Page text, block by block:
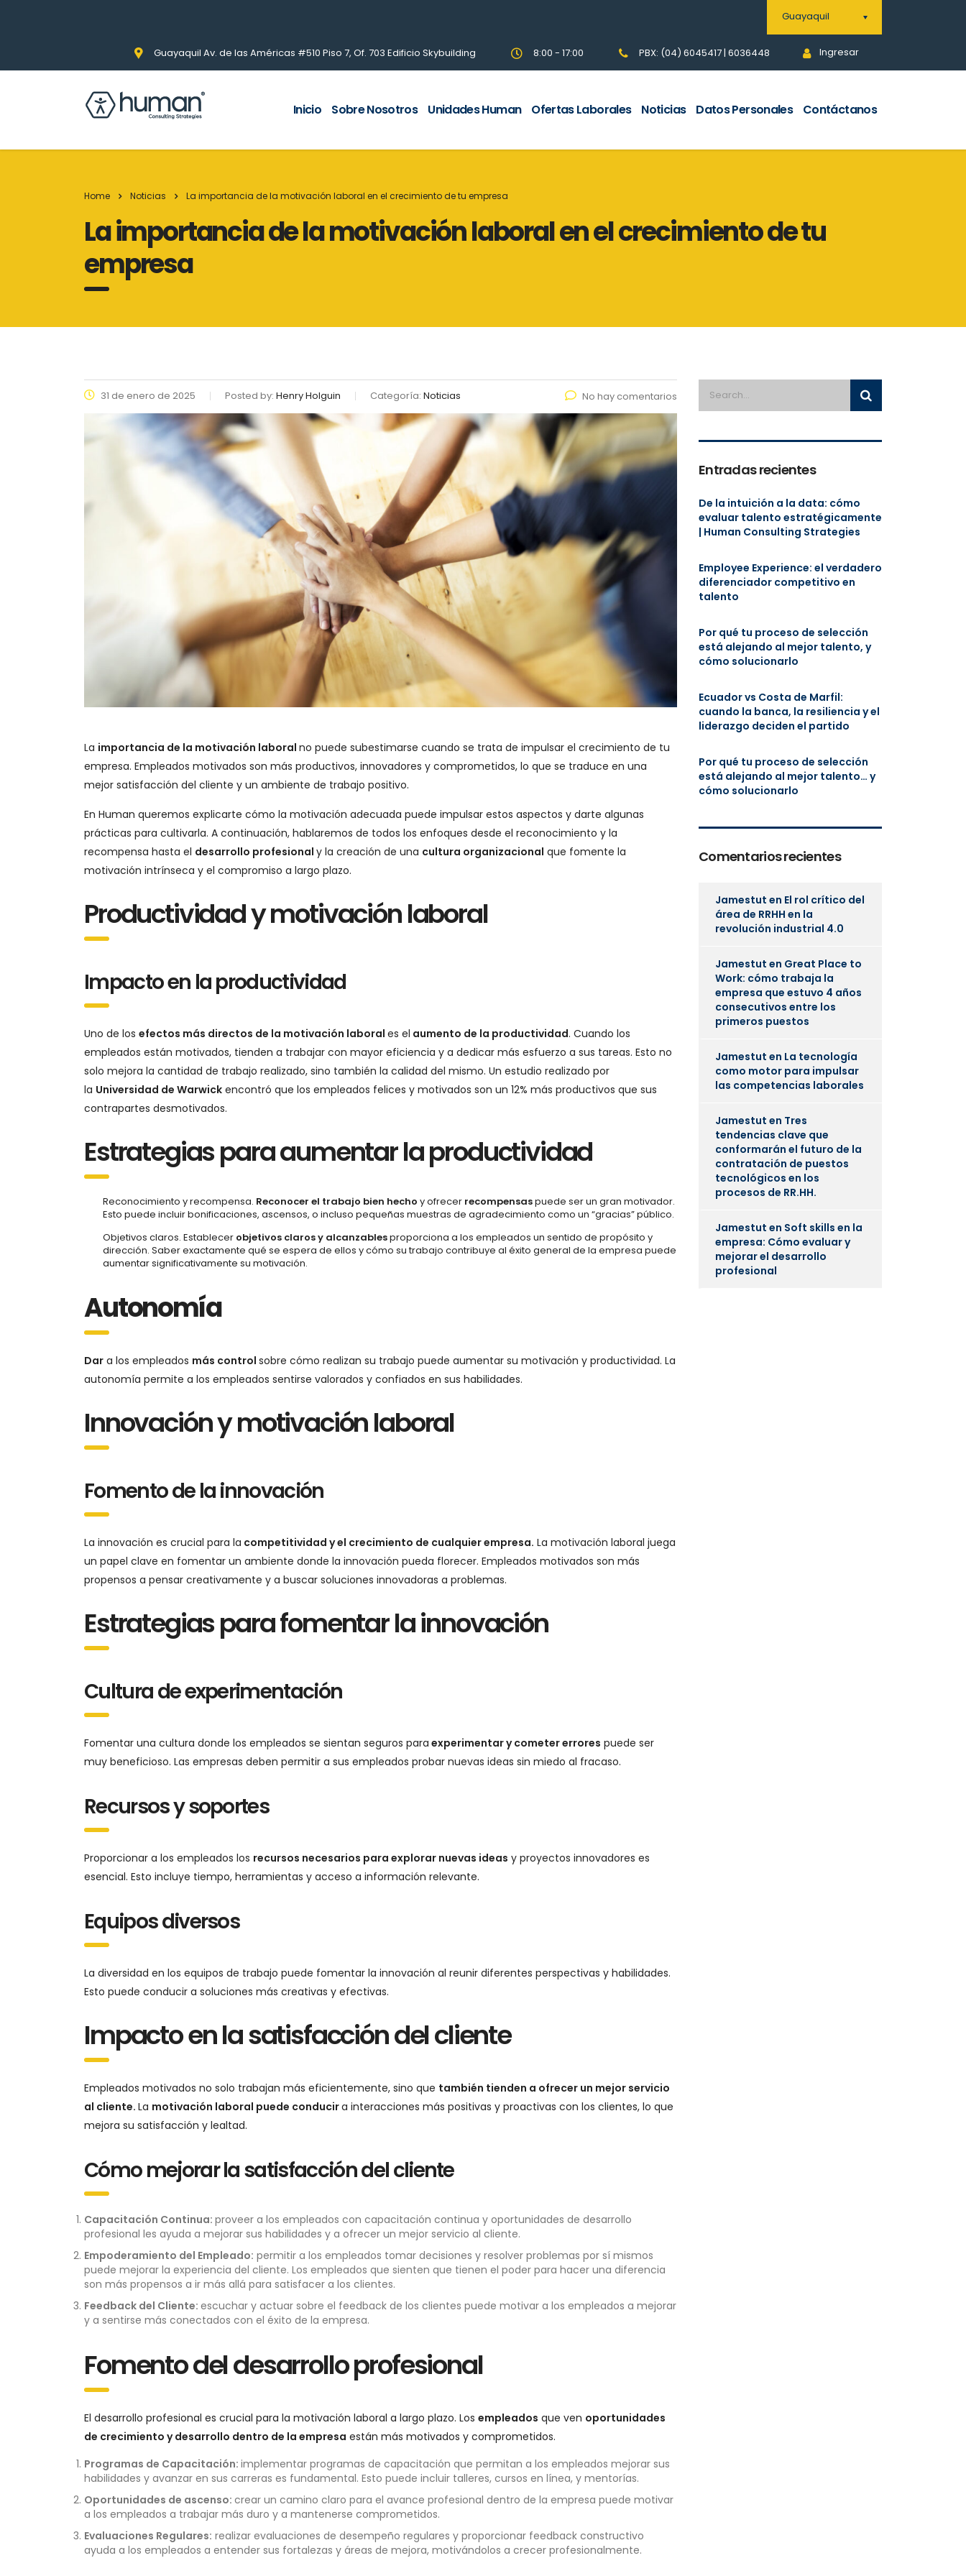
Guayaquil
Guayaquil Av. de las Américas #510 Piso 7, Of. 703 Edificio Skybuilding 8:00 - 17:00 PBX: (04) 6045417 | 6036448 Ingresar
Inicio Sobre Nosotros Unidades Human Ofertas Laborales Noticias Datos Personales Contáctanos
Home Noticias La importancia de la motivación laboral en el crecimiento de tu empresa
La importancia de la motivación laboral en el crecimiento de tu
empresa
31 de enero de 2025 Posted by: Henry Holguin Categoría: Noticias No hay comentarios
La importancia de la motivación laboral no puede subestimarse cuando se trata de impulsar el crecimiento de tu
empresa. Empleados motivados son más productivos, innovadores y comprometidos, lo que se traduce en una
mejor satisfacción del cliente y un ambiente de trabajo positivo.
En Human queremos explicarte cómo la motivación adecuada puede impulsar estos aspectos y darte algunas
prácticas para cultivarla. A continuación, hablaremos de todos los enfoques desde el reconocimiento y la
recompensa hasta el desarrollo profesional y la creación de una cultura organizacional que fomente la
motivación intrínseca y el compromiso a largo plazo.
Productividad y motivación laboral
Impacto en la productividad
Uno de los efectos más directos de la motivación laboral es el aumento de la productividad. Cuando los
empleados están motivados, tienden a trabajar con mayor eficiencia y a dedicar más esfuerzo a sus tareas. Esto no
solo mejora la cantidad de trabajo realizado, sino también la calidad del mismo. Un estudio realizado por
la Universidad de Warwick encontró que los empleados felices y motivados son un 12% más productivos que sus
contrapartes desmotivados.
Estrategias para aumentar la productividad
Reconocimiento y recompensa. Reconocer el trabajo bien hecho y ofrecer recompensaspuede ser un gran motivador.
Esto puede incluir bonificaciones, ascensos, o incluso pequeñas muestras de agradecimiento como un “gracias” público.
Objetivos claros. Establecer objetivos claros y alcanzablesproporciona a los empleados un sentido de propósito y
dirección. Saber exactamente qué se espera de ellos y cómo su trabajo contribuye al éxito general de la empresa puede
aumentar significativamente su motivación.
Autonomía
Dar a los empleados más control sobre cómo realizan su trabajo puede aumentar su motivación y productividad. La
autonomía permite a los empleados sentirse valorados y confiados en sus habilidades.
Innovación y motivación laboral
Fomento de la innovación
La innovación es crucial para la competitividad y el crecimiento de cualquier empresa. La motivación laboral juega
un papel clave en fomentar un ambiente donde la innovación pueda florecer. Empleados motivados son más
propensos a pensar creativamente y a buscar soluciones innovadoras a problemas.
Estrategias para fomentar la innovación
Cultura de experimentación
Fomentar una cultura donde los empleados se sientan seguros para experimentar y cometer errores puede ser
muy beneficioso. Las empresas deben permitir a sus empleados probar nuevas ideas sin miedo al fracaso.
Recursos y soportes
Proporcionar a los empleados los recursos necesarios para explorar nuevas ideas y proyectos innovadores es
esencial. Esto incluye tiempo, herramientas y acceso a información relevante.
Equipos diversos
La diversidad en los equipos de trabajo puede fomentar la innovación al reunir diferentes perspectivas y habilidades.
Esto puede conducir a soluciones más creativas y efectivas.
Impacto en la satisfacción del cliente
Empleados motivados no solo trabajan más eficientemente, sino que también tienden a ofrecer un mejor servicio
al cliente. La motivación laboral puede conducira interacciones más positivas y proactivas con los clientes, lo que
mejora su satisfacción y lealtad.
Cómo mejorar la satisfacción del cliente
Capacitación Continua: proveer a los empleados con capacitación continua y oportunidades de desarrollo
profesional les ayuda a mejorar sus habilidades y a ofrecer un mejor servicio al cliente.
Empoderamiento del Empleado: permitir a los empleados tomar decisiones y resolver problemas por sí mismos
puede mejorar la experiencia del cliente. Los empleados que sienten que tienen el poder para hacer una diferencia
son más propensos a ir más allá para satisfacer a los clientes.
Feedback del Cliente: escuchar y actuar sobre el feedback de los clientes puede motivar a los empleados a mejorar
y a sentirse más conectados con el éxito de la empresa.
Fomento del desarrollo profesional
El desarrollo profesional es crucial para la motivación laboral a largo plazo. Los empleados que ven oportunidades
de crecimiento y desarrollo dentro de la empresa están más motivados y comprometidos.
Programas de Capacitación: implementar programas de capacitación que permitan a los empleados mejorar sus
habilidades y avanzar en sus carreras es fundamental. Esto puede incluir talleres, cursos en línea, y mentorías.
Oportunidades de ascenso: crear un camino claro para el avance profesional dentro de la empresa puede motivar
a los empleados a trabajar más duro y a mantenerse comprometidos.
Evaluaciones Regulares: realizar evaluaciones de desempeño regulares y proporcionar feedback constructivo
ayuda a los empleados a entender sus fortalezas y áreas de mejora, motivándolos a crecer profesionalmente.
Entradas recientes
De la intuición a la data: cómo
evaluar talento estratégicamente
| Human Consulting Strategies
Employee Experience: el verdadero
diferenciador competitivo en
talento
Por qué tu proceso de selección
está alejando al mejor talento, y
cómo solucionarlo
Ecuador vs Costa de Marfil:
cuando la banca, la resiliencia y el
liderazgo deciden el partido
Por qué tu proceso de selección
está alejando al mejor talento… y
cómo solucionarlo
Comentarios recientes
Jamestut en El rol crítico del
área de RRHH en la
revolución industrial 4.0
Jamestut en Great Place to
Work: cómo trabaja la
empresa que estuvo 4 años
consecutivos entre los
primeros puestos
Jamestut en La tecnología
como motor para impulsar
las competencias laborales
Jamestut en Tres
tendencias clave que
conformarán el futuro de la
contratación de puestos
tecnológicos en los
procesos de RR.HH.
Jamestut en Soft skills en la
empresa: Cómo evaluar y
mejorar el desarrollo
profesional